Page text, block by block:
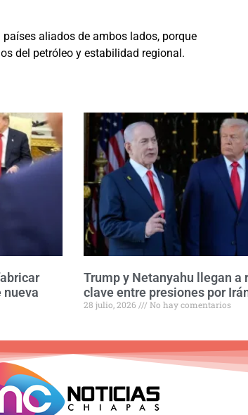
aliados de ambos lados, porque
del petróleo y estabilidad regional.
nueva
Trump y Netanyahu llegan a
clave entre presiones por
28 julio, 2026 No hay comentarios